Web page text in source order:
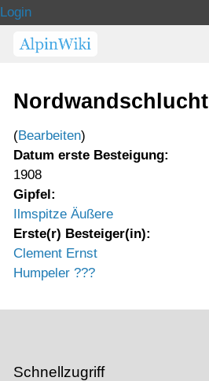
Login
Nordwandschlucht
(Bearbeiten)
Datum erste Besteigung:
1908
Gipfel:
Ilmspitze Äußere
Erste(r) Besteiger(in):
Clement Ernst
Humpeler ???
Schnellzugriff